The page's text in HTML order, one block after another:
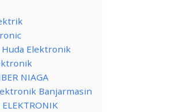
Elektronik
NIAGA
Banjarmasin